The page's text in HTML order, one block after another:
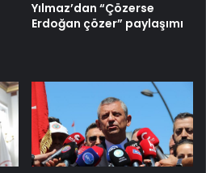
Yılmaz’dan “Çözerse
Erdoğan çözer” paylaşımı